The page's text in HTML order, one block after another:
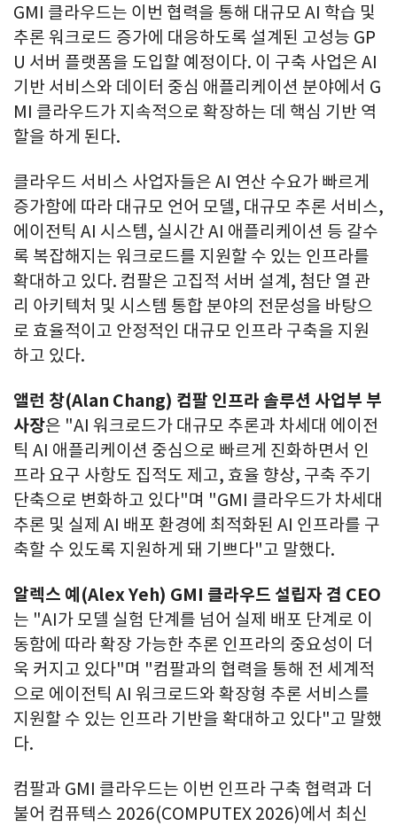
GMI 클라우드는 이번 협력을 통해 대규모 AI 학습 및
추론 워크로드 증가에 대응하도록 설계된 고성능 GP
U 서버 플랫폼을 도입할 예정이다. 이 구축 사업은 AI
기반 서비스와 데이터 중심 애플리케이션 분야에서 G
MI 클라우드가 지속적으로 확장하는 데 핵심 기반 역
할을 하게 된다.
클라우드 서비스 사업자들은 AI 연산 수요가 빠르게
증가함에 따라 대규모 언어 모델, 대규모 추론 서비스,
에이전틱 AI 시스템, 실시간 AI 애플리케이션 등 갈수
록 복잡해지는 워크로드를 지원할 수 있는 인프라를
확대하고 있다. 컴팔은 고집적 서버 설계, 첨단 열 관
리 아키텍처 및 시스템 통합 분야의 전문성을 바탕으
로 효율적이고 안정적인 대규모 인프라 구축을 지원
하고 있다.
앨런 창(Alan Chang) 컴팔 인프라 솔루션 사업부 부
사장은 "AI 워크로드가 대규모 추론과 차세대 에이전
틱 AI 애플리케이션 중심으로 빠르게 진화하면서 인
프라 요구 사항도 집적도 제고, 효율 향상, 구축 주기
단축으로 변화하고 있다"며 "GMI 클라우드가 차세대
추론 및 실제 AI 배포 환경에 최적화된 AI 인프라를 구
축할 수 있도록 지원하게 돼 기쁘다"고 말했다.
알렉스 예 (Alex Yeh) GMI 클라우드 설립자 겸 CEO
는 "AI가 모델 실험 단계를 넘어 실제 배포 단계로 이
동함에 따라 확장 가능한 추론 인프라의 중요성이 더
욱 커지고 있다"며 "컴팔과의 협력을 통해 전 세계적
으로 에이전틱 AI 워크로드와 확장형 추론 서비스를
지원할 수 있는 인프라 기반을 확대하고 있다"고 말했
다.
컴팔과 GMI 클라우드는 이번 인프라 구축 협력과 더
불어 컴퓨텍스 2026(COMPUTEX 2026)에서 최신